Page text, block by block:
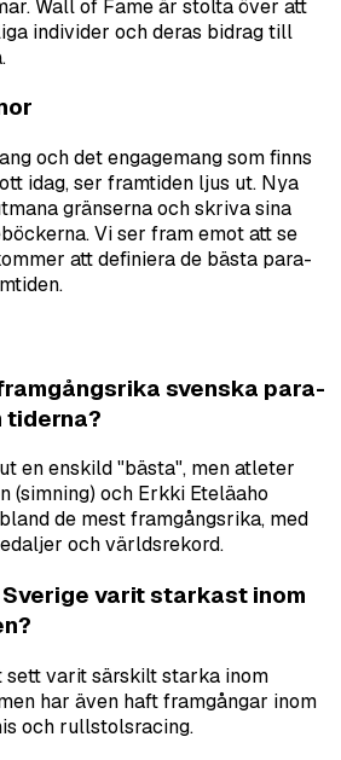
Wall of Fame är stolta över att
individer och deras bidrag till
och det engagemang som finns
idag, ser framtiden ljus ut. Nya
gränserna och skriva sina
Vi ser fram emot att se
att definiera de bästa para-
svenska para-
tiderna?
en enskild "bästa", men atleter
(simning) och Erkki Eteläaho
de mest framgångsrika, med
och världsrekord.
varit starkast inom
varit särskilt starka inom
har även haft framgångar inom
och rullstolsracing.